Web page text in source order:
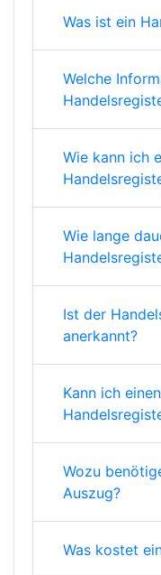
Was ist ein
Welche
Wie kann ich
Wie lange
Ist der
anerkannt?
Kann ich
Wozu
Auszug?
Was kostet